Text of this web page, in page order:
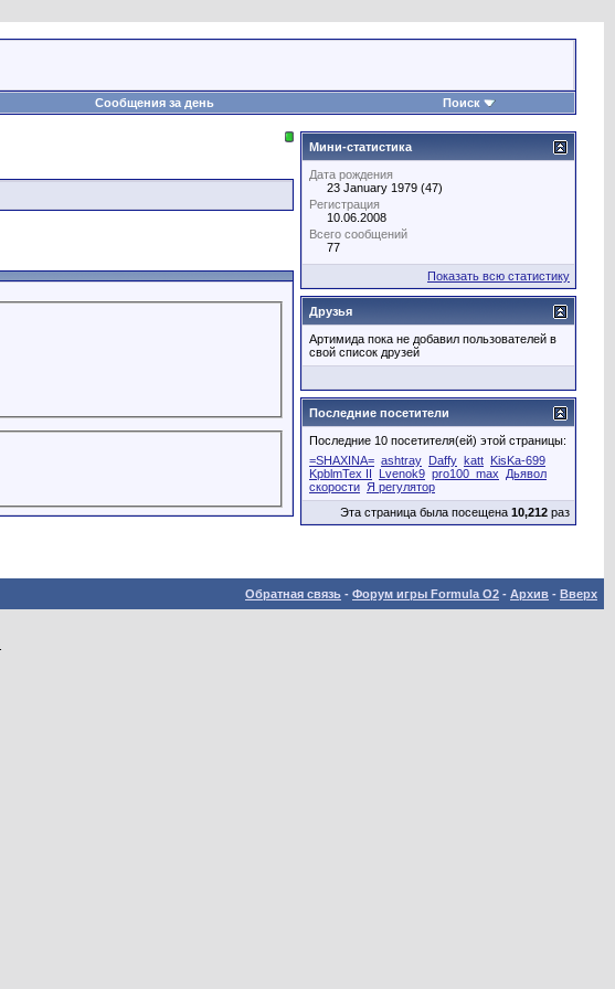
Сообщения за день Поиск
Мини-статистика
Дата рождения
23 January 1979 (47)
Регистрация
10.06.2008
Всего сообщений
77
Показать всю статистику
Друзья
Артимида пока не добавил пользователей в
свой список друзей
Последние посетители
Последние 10 посетителя(ей) этой страницы:
=SHAXINA= ashtray Daffy katt KisKa-699
KpblmTex II
Lvenok9 pro100_max
Дьявол
скорости Я регулятор
Эта страница была посещена 10,212 раз
Обратная связь - Форум игры Formula O2 - Архив - Вверх